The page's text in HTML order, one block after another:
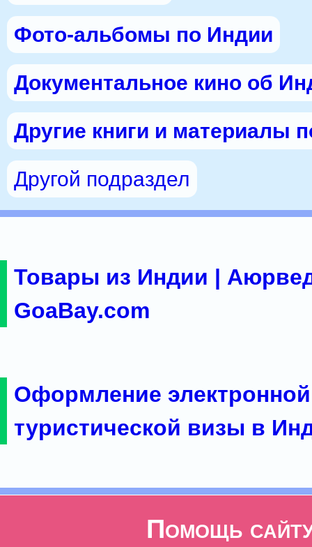
Фото-альбомы по Индии
Документальное кино об
Другие книги и материалы
Другой подраздел
Товары из Индии |
GoaBay.com
Оформление электронной
туристической визы в
Помощь